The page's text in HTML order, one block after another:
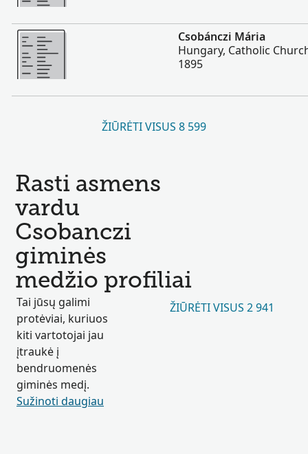
Daugiau
Csobánczi Mária
Hungary, Catholic
1895
ŽIŪRĖTI VISUS 8 599
Rasti asmens
vardu
Csobanczi
giminės
medžio profiliai
Tai jūsų galimi
protėviai, kuriuos
kiti vartotojai jau
įtraukė į
bendruomenės
giminės medį.
Sužinoti daugiau
ŽIŪRĖTI VISUS 2 941